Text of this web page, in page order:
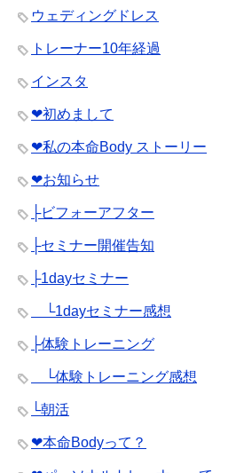
ウェディングドレス
トレーナー10年経過
インスタ
❤︎初めまして
❤︎私の本命Body ストーリー
❤︎お知らせ
├ビフォーアフター
├セミナー開催告知
├1dayセミナー
└1dayセミナー感想
├体験トレーニング
└体験トレーニング感想
└朝活
❤︎本命Bodyって？